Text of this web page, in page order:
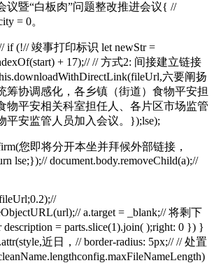
议暨“白板肉”问题整改推进会议{ //
= 0。
竣事打印标识 let newStr =
+ 17);// // 方式2: 间接建立链接
六要阐扬
筹协调感化，各乡镇（街道）食物平安担
物平安相关科室担任人、各片区市场监管
平安监管人员加入会议。});lse);
您即将分开本坐并拜候外部链接，
lse;});// document.body.removeChild(a);//
a.target = _blank;// 将剩下
= parts.slice(1).join( );right: 0 }) }
近日，// border-radius: 5px;// // 处置